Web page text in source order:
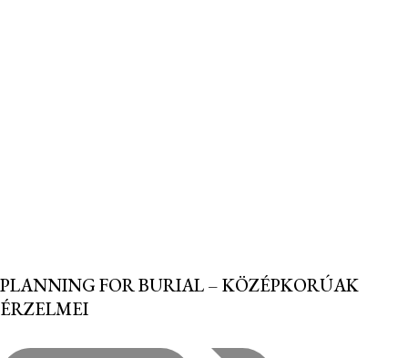
PLANNING FOR BURIAL – KÖZÉPKORÚAK
ÉRZELMEI